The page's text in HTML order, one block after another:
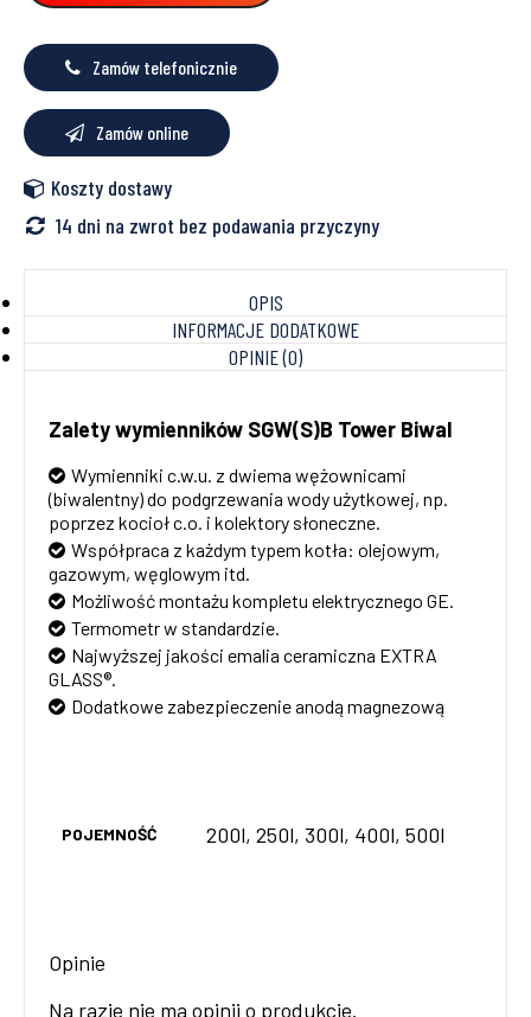
Zamów telefonicznie
Zamów online
Koszty dostawy
14 dni na zwrot bez podawania przyczyny
OPIS
INFORMACJE DODATKOWE
OPINIE (0)
Zalety wymienników SGW(S)B Tower Biwal
Wymienniki c.w.u. z dwiema wężownicami
(biwalentny) do podgrzewania wody użytkowej, np.
poprzez kocioł c.o. i kolektory słoneczne.
Współpraca z każdym typem kotła: olejowym,
gazowym, węglowym itd.
Możliwość montażu kompletu elektrycznego GE.
Termometr w standardzie.
Najwyższej jakości emalia ceramiczna EXTRA
GLASS®.
Dodatkowe zabezpieczenie anodą magnezową
POJEMNOŚĆ 200l, 250l, 300l, 400l, 500l
Opinie
Na razie nie ma opinii o produkcie.